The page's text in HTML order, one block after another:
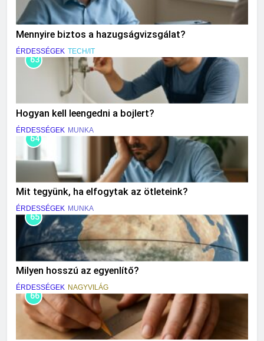
Mennyire biztos a hazugságvizsgálat?
ÉRDESSÉGEK TECH/IT
63
Hogyan kell leengedni a bojlert?
ÉRDESSÉGEK MUNKA
64
Mit tegyünk, ha elfogytak az ötleteink?
ÉRDESSÉGEK MUNKA
65
Milyen hosszú az egyenlítő?
ÉRDESSÉGEK NAGYVILÁG
66